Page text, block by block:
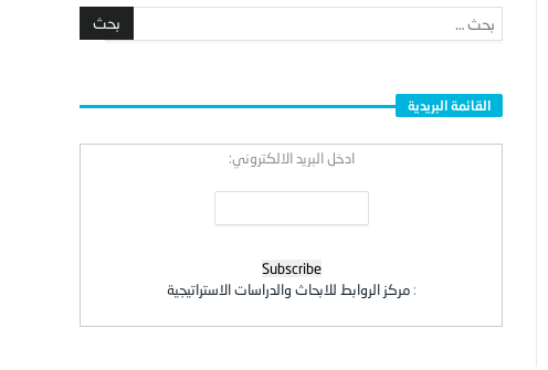
القائمة البريدية
ادخل البريد الالكتروني:
:مركز الروابط للابحاث والدراسات الاستراتيجية